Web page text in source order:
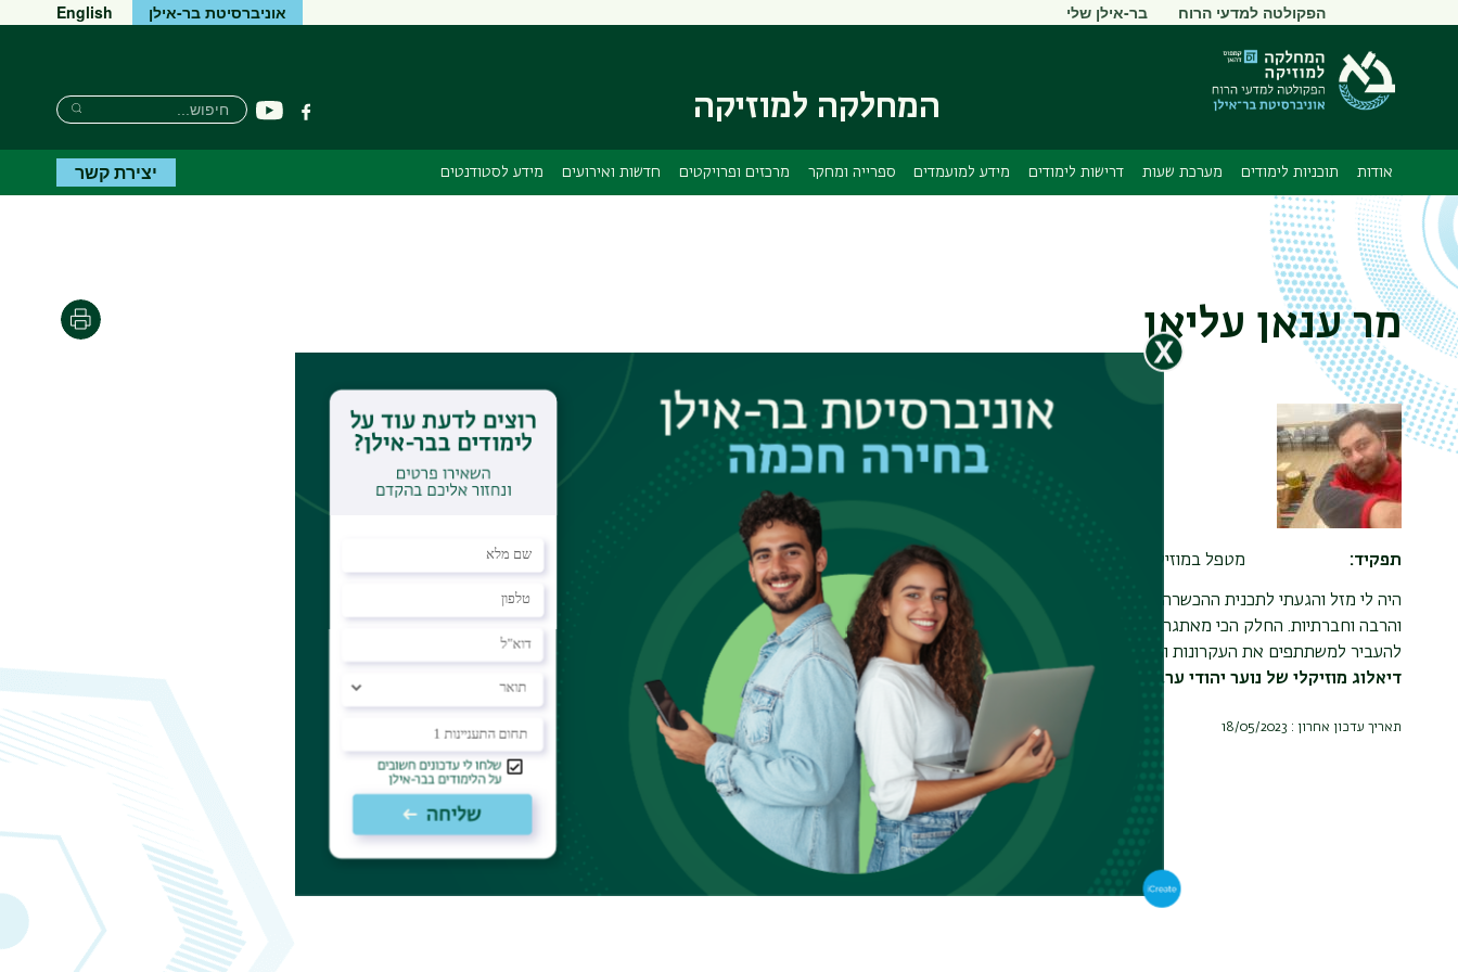
ראשי
תפריט
משני
הפקולטה למדעי הרוח בר-אילן שלי אוניברסיטת בר-אילן English
המחלקה למוזיקה פייסבוקיוטיוב
חיפוש
חיפוש
חיפוש
אודות תוכניות לימודים מערכת שעות דרישות לימודים מידע למועמדים ספרייה ומחקר מרכזים ופרויקטים חדשות ואירועים מידע לסטודנטים יצירת קשר
מר ענאן עליאן הדפסה
תפקיד מטפל במוזיקה
היה לי מזל והגעתי לתכנית ההכשרה להנחית קבוצות דיאלוג מוזיקלי שהיא תכנית ייחודית שכוללת ידע, מוזיקה, הנאה, שליחות
והרבה וחברתיות. החלק הכי מאתגר ויפה היה הנחיית קבוצות אמיתיות, בליווי הנחיה. זה דרש יצירתיות והרבה הכלה במטרה
להעביר למשתתפים את העקרונות והערכים האנושיים שיכולים לקשר בין אנשים שונים ממגזרים ומוצאים שונים. הנחיתי
דיאלוג מוזיקלי של נוער יהודי ערבי באבו גוש, וסדנה חד פעמית לנוער ערבי יהודי מעכו.
תאריך עדכון אחרון : 18/05/2023